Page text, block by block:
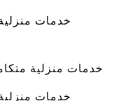
خدمات
خدمات منزلية
خدمات